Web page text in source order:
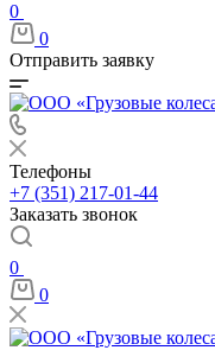
0
0
Отправить заявку
Телефоны
+7 (351) 217-01-44
Заказать звонок
0
0